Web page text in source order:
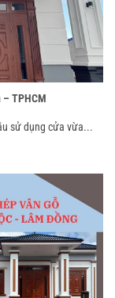
TPHCM
sử dụng cửa vừa...